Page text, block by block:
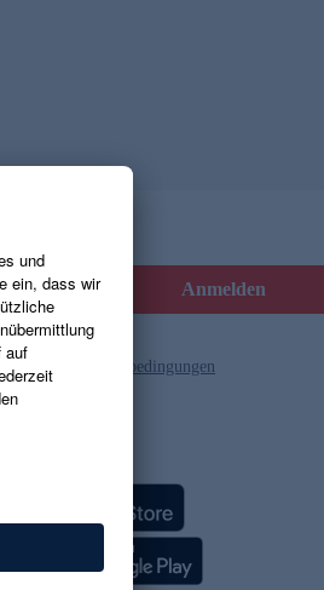
Anmelden
und die Gutscheinbedingungen